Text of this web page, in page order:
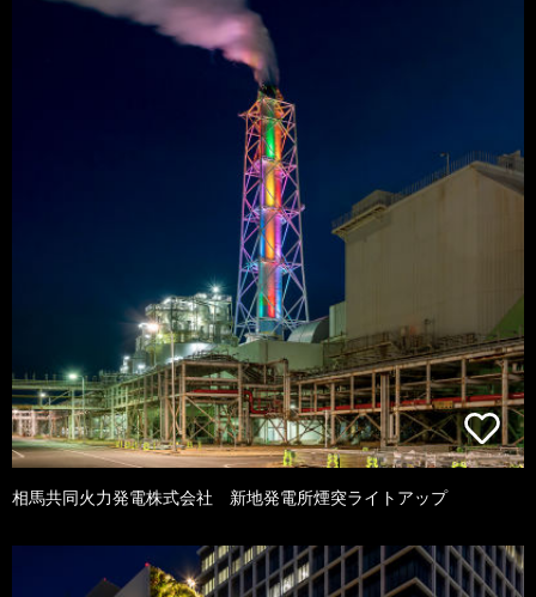
相馬共同火力発電株式会社 新地発電所煙突ライトアップ